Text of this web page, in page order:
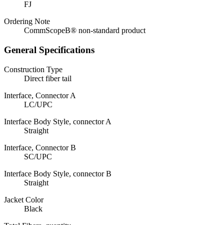
FJ
Ordering Note
CommScopeВ® non-standard product
General Specifications
Construction Type
Direct fiber tail
Interface, Connector A
LC/UPC
Interface Body Style, connector A
Straight
Interface, Connector B
SC/UPC
Interface Body Style, connector B
Straight
Jacket Color
Black